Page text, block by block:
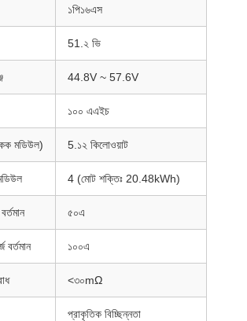
১পি১৬এস
51.২ ভি
44.8V ~ 57.6V
১০০ এএইচ
মডিউল) 5.১২ কিলোওয়াট
4 (মোট শক্তিঃ 20.48kWh)
৫০এ
বর্তমান ১০০এ
<৩০mΩ
প্রাকৃতিক বিচ্ছিন্নতা